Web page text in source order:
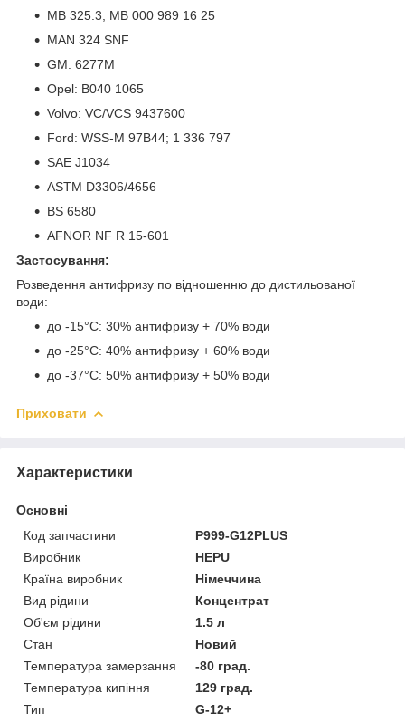
MB 325.3; MB 000 989 16 25
MAN 324 SNF
GM: 6277M
Opel: B040 1065
Volvo: VC/VCS 9437600
Ford: WSS-M 97B44; 1 336 797
SAE J1034
ASTM D3306/4656
BS 6580
AFNOR NF R 15-601
Застосування:
Розведення антифризу по відношенню до дистильованої
води:
до -15°C: 30% антифризу + 70% води
до -25°C: 40% антифризу + 60% води
до -37°C: 50% антифризу + 50% води
Приховати
Характеристики
Основні
Код запчастини
P999-G12PLUS
Виробник
HEPU
Країна виробник
Німеччина
Вид рідини
Концентрат
Об'єм рідини
1.5 л
Стан
Новий
Температура замерзання
-80 град.
Температура кипіння
129 град.
Тип
G-12+